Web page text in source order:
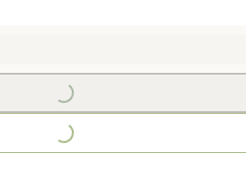
Loading...
Loading...